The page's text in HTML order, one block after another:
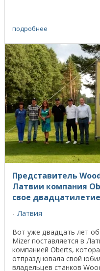
подробнее
Представитель
Латвии компания
свое
Латвия
Вот уже двадцать лет
Mizer поставляется в
компанией Oberts,
отпраздновала свой
владельцев станков